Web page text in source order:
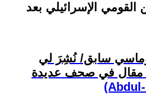
القومي الإسرائيلي بعد
سابق/ نُشِرَ لي
مقال في صحف عديدة